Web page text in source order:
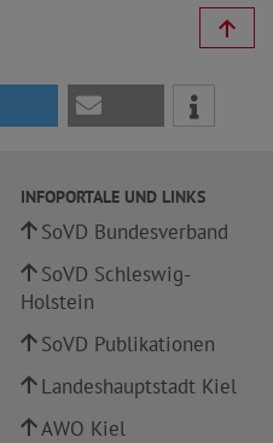
INFOPORTALE UND LINKS
SoVD Bundesverband
SoVD Schleswig-
Holstein
SoVD Publikationen
Landeshauptstadt Kiel
AWO Kiel